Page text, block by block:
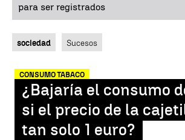
para ser registrados
sociedad Sucesos
CONSUMO TABACO
¿Bajaría el consumo
si el precio de la
tan solo 1 euro?